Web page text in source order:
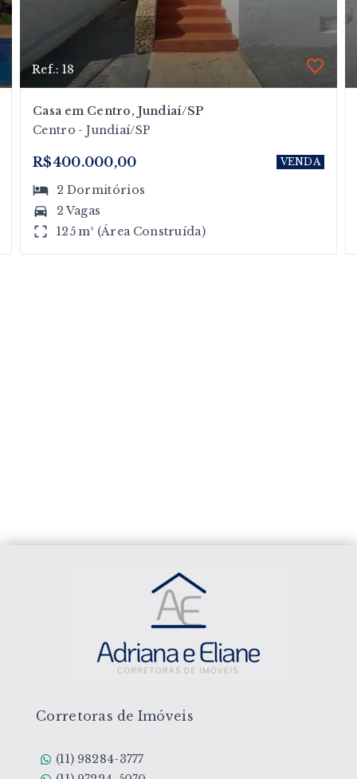
Ref.: 18
Casa em Centro, Jundiaí/SP
Centro - Jundiaí/SP
R$400.000,00 VENDA
2 Dormitórios
2 Vagas
125 m² (Área Construída)
Corretoras de Imóveis
(11) 98284-3777